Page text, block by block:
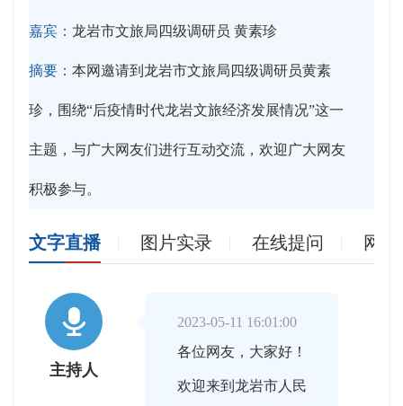
嘉宾： 龙岩市文旅局四级调研员 黄素珍
摘要： 本网邀请到龙岩市文旅局四级调研员黄素
珍，围绕“后疫情时代龙岩文旅经济发展情况”这一
主题，与广大网友们进行互动交流，欢迎广大网友
积极参与。
文字直播 图片实录 在线提问 网

主持人
2023-05-11 16:01:00
各位网友，大家好！
欢迎来到龙岩市人民